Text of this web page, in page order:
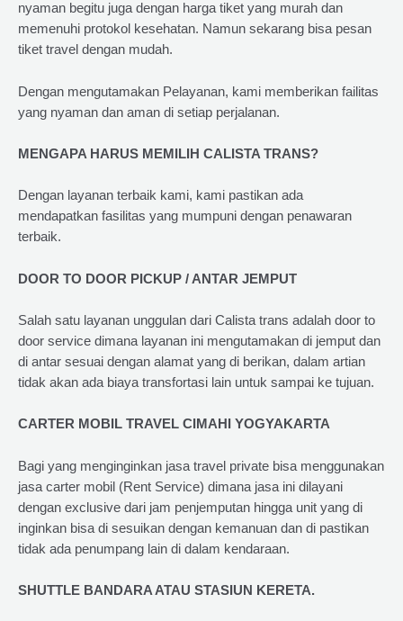
nyaman begitu juga dengan harga tiket yang murah dan
memenuhi protokol kesehatan. Namun sekarang bisa pesan
tiket travel dengan mudah.
Dengan mengutamakan Pelayanan, kami memberikan failitas
yang nyaman dan aman di setiap perjalanan.
MENGAPA HARUS MEMILIH CALISTA TRANS?
Dengan layanan terbaik kami, kami pastikan ada
mendapatkan fasilitas yang mumpuni dengan penawaran
terbaik.
DOOR TO DOOR PICKUP / ANTAR JEMPUT
Salah satu layanan unggulan dari Calista trans adalah door to
door service dimana layanan ini mengutamakan di jemput dan
di antar sesuai dengan alamat yang di berikan, dalam artian
tidak akan ada biaya transfortasi lain untuk sampai ke tujuan.
CARTER MOBIL TRAVEL CIMAHI YOGYAKARTA
Bagi yang menginginkan jasa travel private bisa menggunakan
jasa carter mobil (Rent Service) dimana jasa ini dilayani
dengan exclusive dari jam penjemputan hingga unit yang di
inginkan bisa di sesuikan dengan kemanuan dan di pastikan
tidak ada penumpang lain di dalam kendaraan.
SHUTTLE BANDARA ATAU STASIUN KERETA.